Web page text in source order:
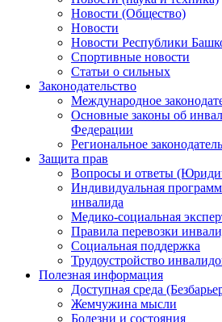
Новости (Общество)
Новости
Новости Республики
Спортивные новости
Статьи о сильных
Законодательство
Международное
Основные законы об
Федерации
Региональное
Защита прав
Вопросы и ответы
Индивидуальная
инвалида
Медико-социальная
Правила перевозки
Социальная поддержка
Трудоустройство
Полезная информация
Доступная среда
Жемчужина мысли
Болезни и состояния